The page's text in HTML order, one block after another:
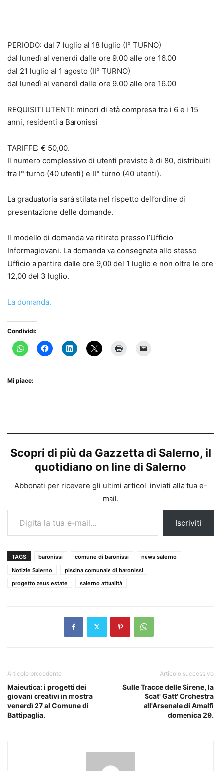
PERIODO: dal 7 luglio al 18 luglio (I° TURNO)
dal lunedì al venerdì dalle ore 9.00 alle ore 16.00
dal 21 luglio al 1 agosto (II° TURNO)
dal lunedì al venerdì dalle ore 9.00 alle ore 16.00
REQUISITI UTENTI: minori di età compresa tra i 6 e i 15
anni, residenti a Baronissi
TARIFFE: € 50,00.
Il numero complessivo di utenti previsto è di 80, distribuiti
tra I° turno (40 utenti) e II° turno (40 utenti).
La graduatoria sarà stilata nel rispetto dell’ordine di
presentazione delle domande.
Il modello di domanda va ritirato presso l’Ufficio
Informagiovani. La domanda va consegnata allo stesso
Ufficio a partire dalle ore 9,00 del 1 luglio e non oltre le ore
12,00 del 3 luglio.
La domanda.
Condividi:
Mi piace:
Scopri di più da Gazzetta di Salerno, il
quotidiano on line di Salerno
Abbonati per ricevere gli ultimi articoli inviati alla tua e-
mail.
Digita la tua e-mail...
Iscriviti
TAGS baronissi comune di baronissi
news salerno
Notizie Salerno
piscina comunale di baronissi
progetto zeus estate
salerno attualità
Articolo precedente
Maieutica: i progetti dei
giovani creativi in mostra
venerdì 27 al Comune di
Battipaglia.
Articolo successivo
Sulle Tracce delle Sirene, la
Scat' Gatt' Orchestra
all'Arsenale di Amalfi
domenica 29.